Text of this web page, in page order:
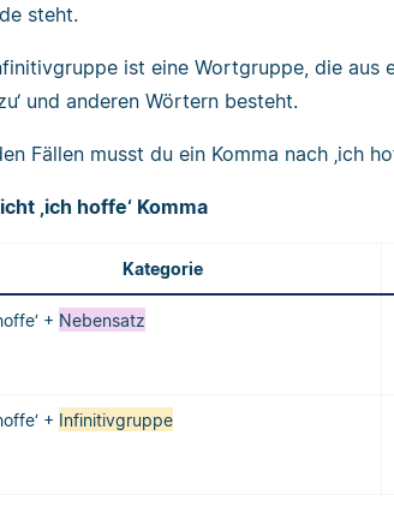
steht.
ist eine Wortgruppe, die aus
und anderen Wörtern besteht.
Fällen musst du ein Komma nach ‚ich
‚ich hoffe‘ Komma
Kategorie
+ Nebensatz
+ Infinitivgruppe